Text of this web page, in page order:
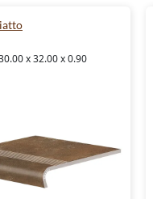
x 32.00 x 0.90